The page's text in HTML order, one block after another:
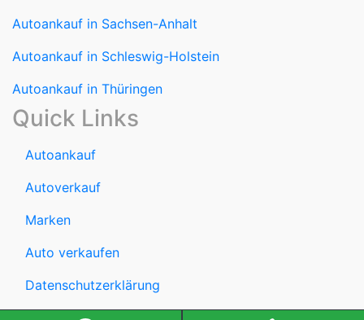
Autoankauf in Sachsen-Anhalt
Autoankauf in Schleswig-Holstein
Autoankauf in Thüringen
Quick Links
Autoankauf
Autoverkauf
Marken
Auto verkaufen
Datenschutzerklärung